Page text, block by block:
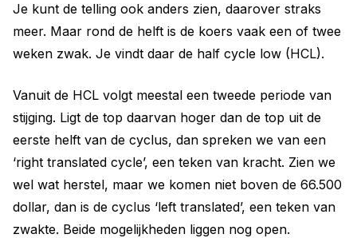
Je kunt de telling ook anders zien, daarover straks
meer. Maar rond de helft is de koers vaak een of twee
weken zwak. Je vindt daar de half cycle low (HCL).
Vanuit de HCL volgt meestal een tweede periode van
stijging. Ligt de top daarvan hoger dan de top uit de
eerste helft van de cyclus, dan spreken we van een
‘right translated cycle’, een teken van kracht. Zien we
wel wat herstel, maar we komen niet boven de 66.500
dollar, dan is de cyclus ‘left translated’, een teken van
zwakte. Beide mogelijkheden liggen nog open.